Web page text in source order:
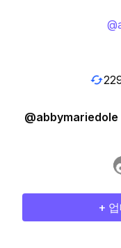
@
@abbymariedole
+